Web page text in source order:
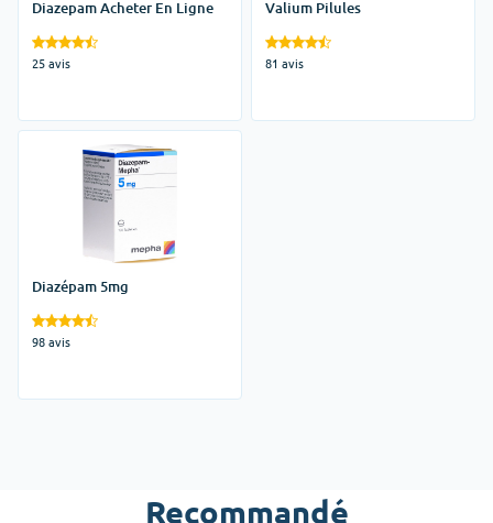
Diazepam Acheter En Ligne
25 avis
Valium Pilules
81 avis
Diazépam 5mg
98 avis
Recommandé